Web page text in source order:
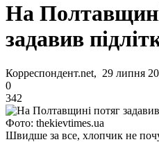
На
задавив
Корреспондент.net, 29 липня
0
342
Фото: thekievtimes.ua
Швидше за все, хлопчик не